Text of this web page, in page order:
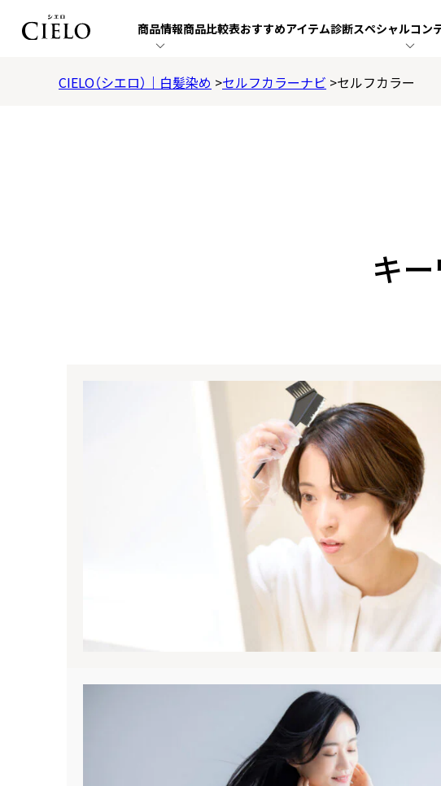
商品情報商品比較表おすすめアイテム診断スペシャルコン
CIELO（シエロ）｜白髪染め セルフカラーナビ セルフカラー
キ